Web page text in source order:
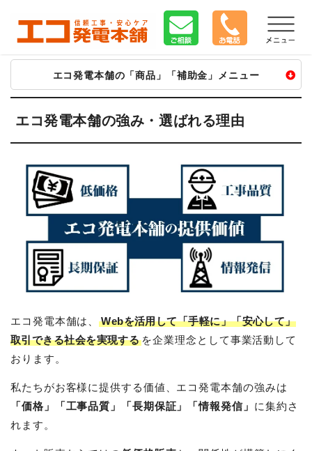
エコ発電本舗の「商品」「補助金」メニュー
太陽光
ハンファ Qセルズ
シャープ
パナソニック
エクソル
ネクストエナジー
京セラ
マキシオン
■その他
カーポート
蓄電池
京セラ Enerezza
テスラ
POWER DEPO R
シャープ
ファーウェイ
アイビス8
長州 SPVプラス
ハンファ ENERICH
V2H
長州 V2X
シャープ V2H
住友電工 V2H
■トライブリッド
トライブリッド
長州 SPVエボ
パワームーバー
ELSEEV
エコキュート 補助金 お見積り・ご相談
自治体の補助金
エコ発電本舗の強み・選ばれる理由
エコ発電本舗は、Webを活用して「手軽に」「安心して」
取引できる社会を実現する を企業理念として事業活動して
おります。
私たちがお客様に提供する価値、エコ発電本舗の強みは
「価格」「工事品質」「長期保証」「情報発信」 に集約さ
れます。